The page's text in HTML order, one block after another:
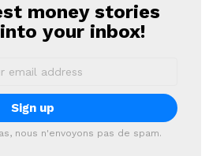
money stories
your inbox!
nous n'envoyons pas de spam.